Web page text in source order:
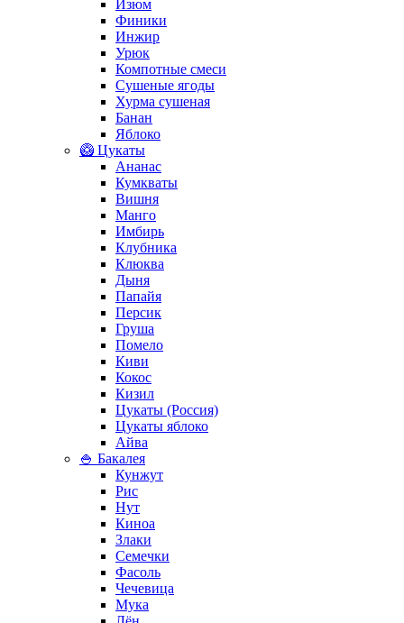
Изюм
Финики
Инжир
Урюк
Компотные смеси
Сушеные ягоды
Хурма сушеная
Банан
Яблоко
🥝 Цукаты
Ананас
Кумкваты
Вишня
Манго
Имбирь
Клубника
Клюква
Дыня
Папайя
Персик
Груша
Помело
Киви
Кокос
Кизил
Цукаты (Россия)
Цукаты яблоко
Айва
🍚 Бакалея
Кунжут
Рис
Нут
Киноа
Злаки
Семечки
Фасоль
Чечевица
Мука